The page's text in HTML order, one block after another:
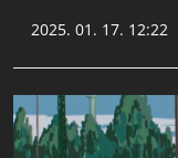
2025. 01. 17. 12:22